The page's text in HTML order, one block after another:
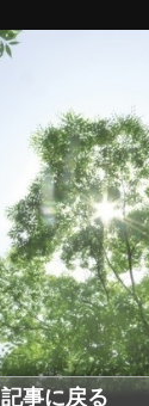
記事に戻る